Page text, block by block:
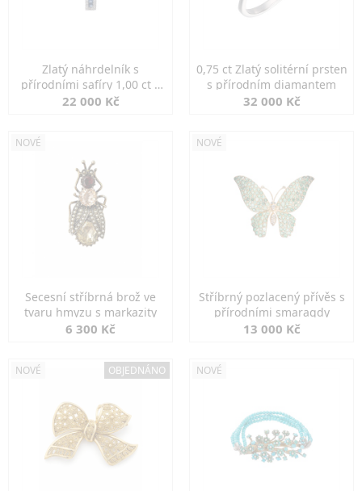
Zlatý náhrdelník s
přírodními safíry 1,00 ct a
diamanty
22 000 Kč
0,75 ct Zlatý solitérní prsten
s přírodním diamantem
32 000 Kč
NOVÉ
Secesní stříbrná brož ve
tvaru hmyzu s markazity
6 300 Kč
NOVÉ
Stříbrný pozlacený přívěs s
přírodními smaragdy
13 000 Kč
NOVÉ OBJEDNÁNO NOVÉ